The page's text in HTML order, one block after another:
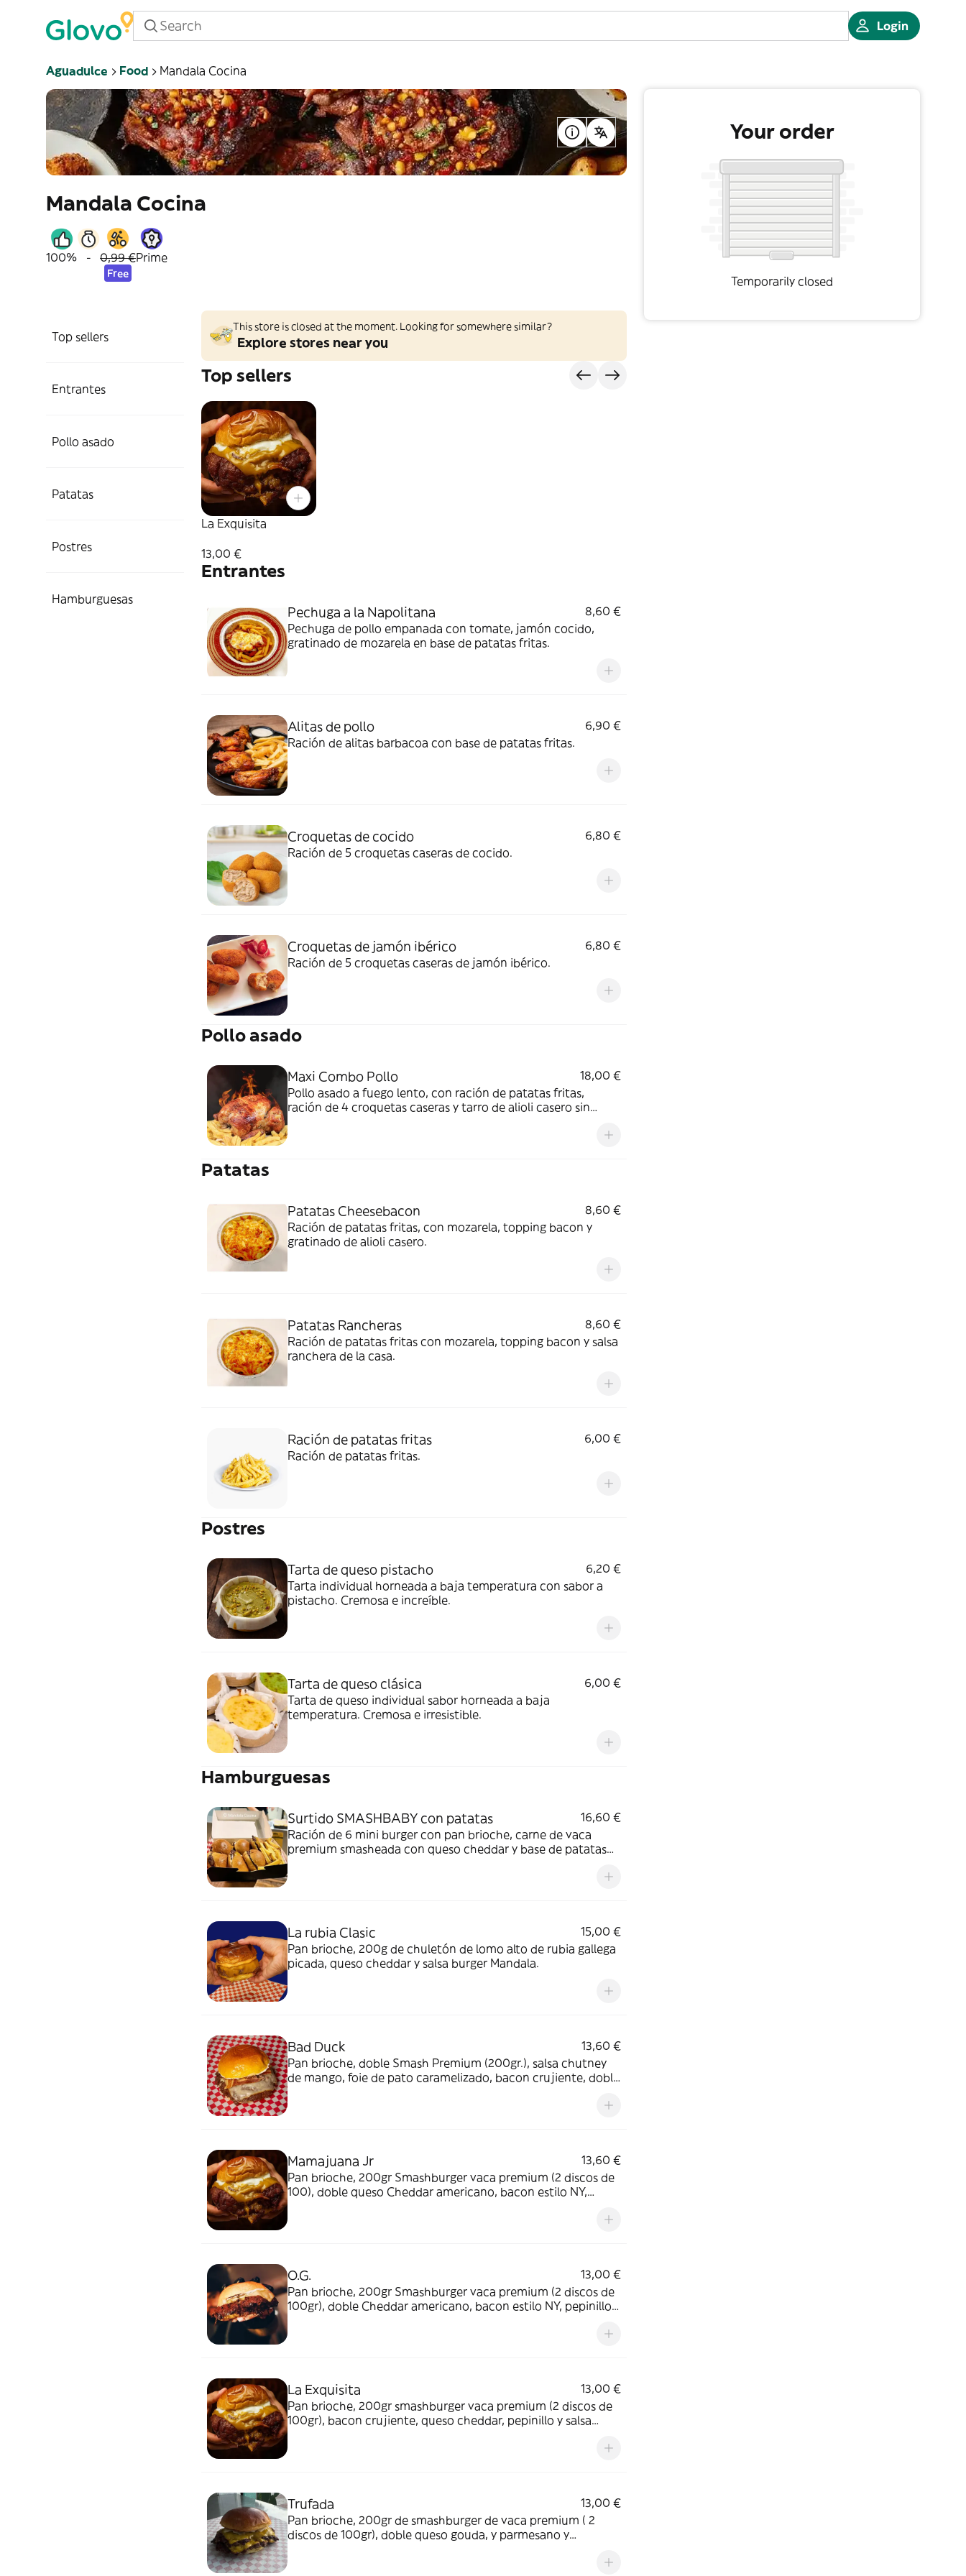
Login
Aguadulce Food Mandala Cocina
Mandala Cocina
100% - 0,99 €
Free
Prime
Top sellers
Entrantes
Pollo asado
Patatas
Postres
Hamburguesas
This store is closed at the moment. Looking for somewhere similar?
Explore stores near you
Top sellers
La Exquisita
13,00 €
Entrantes
Pechuga a la Napolitana
8,60 €
Pechuga de pollo empanada con tomate, jamón cocido,
gratinado de mozarela en base de patatas fritas.
Alitas de pollo
6,90 €
Ración de alitas barbacoa con base de patatas fritas.
Croquetas de cocido
6,80 €
Ración de 5 croquetas caseras de cocido.
Croquetas de jamón ibérico
6,80 €
Ración de 5 croquetas caseras de jamón ibérico.
Pollo asado
Maxi Combo Pollo
18,00 €
Pollo asado a fuego lento, con ración de patatas fritas,
ración de 4 croquetas caseras y tarro de alioli casero sin
Patatas
Patatas Cheesebacon
8,60 €
Ración de patatas fritas, con mozarela, topping bacon y
gratinado de alioli casero.
Patatas Rancheras
8,60 €
Ración de patatas fritas con mozarela, topping bacon y salsa
ranchera de la casa.
Ración de patatas fritas
6,00 €
Ración de patatas fritas.
Postres
Tarta de queso pistacho
6,20 €
Tarta individual horneada a baja temperatura con sabor a
pistacho. Cremosa e increíble.
Tarta de queso clásica
6,00 €
Tarta de queso individual sabor horneada a baja
temperatura. Cremosa e irresistible.
Hamburguesas
Surtido SMASHBABY con patatas
16,60 €
Ración de 6 mini burger con pan brioche, carne de vaca
premium smasheada con queso cheddar y base de patatas
La rubia Clasic
15,00 €
Pan brioche, 200g de chuletón de lomo alto de rubia gallega
picada, queso cheddar y salsa burger Mandala.
Bad Duck
13,60 €
Pan brioche, doble Smash Premium (200gr.), salsa chutney
de mango, foie de pato caramelizado, bacon crujiente, doble
Mamajuana Jr
13,60 €
Pan brioche, 200gr Smashburger vaca premium (2 discos de
100), doble queso Cheddar americano, bacon estilo NY,
O.G.
13,00 €
Pan brioche, 200gr Smashburger vaca premium (2 discos de
100gr), doble Cheddar americano, bacon estilo NY, pepinillo,
La Exquisita
13,00 €
Pan brioche, 200gr smashburger vaca premium (2 discos de
100gr), bacon crujiente, queso cheddar, pepinillo y salsa
Trufada
13,00 €
Pan brioche, 200gr de smashburger de vaca premium ( 2
discos de 100gr), doble queso gouda, y parmesano y
Your order
Temporarily closed